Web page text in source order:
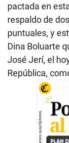
pactada en
respaldo de
puntuales, y
Dina Boluarte
José Jerí, el
República,